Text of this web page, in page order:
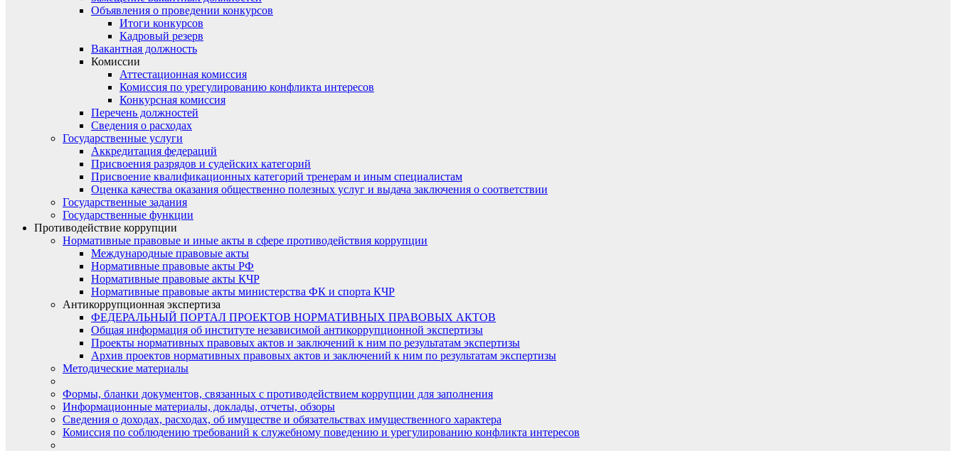
Объявления о проведении конкурсов
Итоги конкурсов
Кадровый резерв
Вакантная должность
Комиссии
Аттестационная комиссия
Комиссия по урегулированию конфликта интересов
Конкурсная комиссия
Перечень должностей
Сведения о расходах
Государственные услуги
Аккредитация федераций
Присвоения разрядов и судейских категорий
Присвоение квалификационных категорий тренерам и иным специалистам
Оценка качества оказания общественно полезных услуг и выдача заключения о соответствии
Государственные задания
Государственные функции
Противодействие коррупции
Нормативные правовые и иные акты в сфере противодействия коррупции
Международные правовые акты
Нормативные правовые акты РФ
Нормативные правовые акты КЧР
Нормативные правовые акты министерства ФК и спорта КЧР
Антикоррупционная экспертиза
ФЕДЕРАЛЬНЫЙ ПОРТАЛ ПРОЕКТОВ НОРМАТИВНЫХ ПРАВОВЫХ АКТОВ
Общая информация об институте независимой антикоррупционной экспертизы
Проекты нормативных правовых актов и заключений к ним по результатам экспертизы
Архив проектов нормативных правовых актов и заключений к ним по результатам экспертизы
Методические материалы
Формы, бланки документов, связанных с противодействием коррупции для заполнения
Информационные материалы, доклады, отчеты, обзоры
Сведения о доходах, расходах, об имуществе и обязательствах имущественного характера
Комиссия по соблюдению требований к служебному поведению и урегулированию конфликта интересов